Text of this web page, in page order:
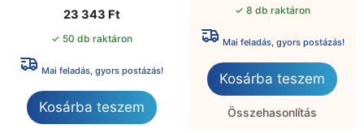
23 343 Ft
✓ 50 db raktáron
Mai feladás, gyors postázás!
Kosárba teszem
✓ 8 db raktáron
Mai feladás, gyors postázás!
Kosárba teszem
Összehasonlítás